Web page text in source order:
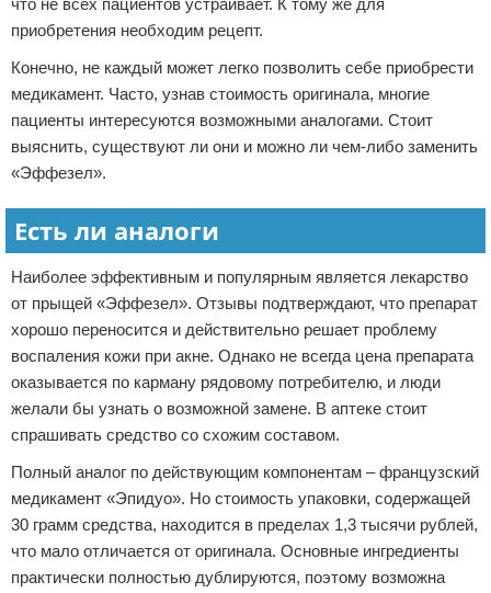
что не всех пациентов устраивает. К тому же для
приобретения необходим рецепт.
Конечно, не каждый может легко позволить себе приобрести
медикамент. Часто, узнав стоимость оригинала, многие
пациенты интересуются возможными аналогами. Стоит
выяснить, существуют ли они и можно ли чем-либо заменить
«Эффезел».
Есть ли аналоги
Наиболее эффективным и популярным является лекарство
от прыщей «Эффезел». Отзывы подтверждают, что препарат
хорошо переносится и действительно решает проблему
воспаления кожи при акне. Однако не всегда цена препарата
оказывается по карману рядовому потребителю, и люди
желали бы узнать о возможной замене. В аптеке стоит
спрашивать средство со схожим составом.
Полный аналог по действующим компонентам – французский
медикамент «Эпидуо». Но стоимость упаковки, содержащей
30 грамм средства, находится в пределах 1,3 тысячи рублей,
что мало отличается от оригинала. Основные ингредиенты
практически полностью дублируются, поэтому возможна